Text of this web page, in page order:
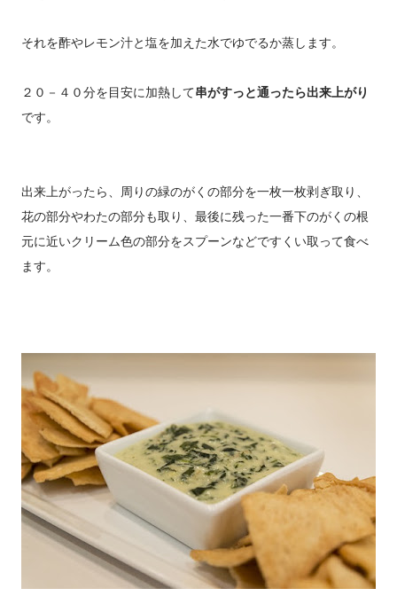
それを酢やレモン汁と塩を加えた水でゆでるか蒸します。
２０－４０分を目安に加熱して串がすっと通ったら出来上がり
です。
出来上がったら、周りの緑のがくの部分を一枚一枚剥ぎ取り、
花の部分やわたの部分も取り、最後に残った一番下のがくの根
元に近いクリーム色の部分をスプーンなどですくい取って食べ
ます。